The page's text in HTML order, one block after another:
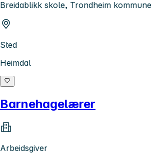
Breidablikk skole, Trondheim kommune
Sted
Heimdal
Barnehagelærer
Arbeidsgiver